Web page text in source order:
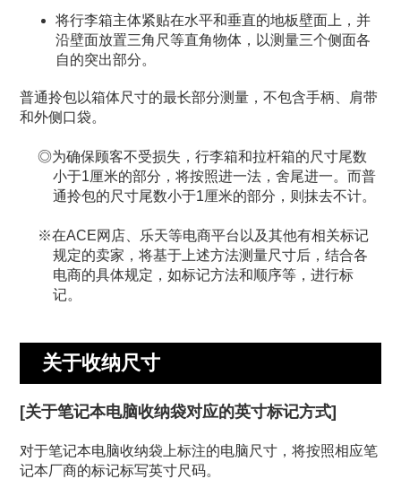
将行李箱主体紧贴在水平和垂直的地板壁面上，并
沿壁面放置三角尺等直角物体，以测量三个侧面各
自的突出部分。
普通拎包以箱体尺寸的最长部分测量，不包含手柄、肩带
和外侧口袋。
为确保顾客不受损失，行李箱和拉杆箱的尺寸尾数
小于1厘米的部分，将按照进一法，舍尾进一。而普
通拎包的尺寸尾数小于1厘米的部分，则抹去不计。
在ACE网店、乐天等电商平台以及其他有相关标记
规定的卖家，将基于上述方法测量尺寸后，结合各
电商的具体规定，如标记方法和顺序等，进行标
记。
关于收纳尺寸
[关于笔记本电脑收纳袋对应的英寸标记方式]
对于笔记本电脑收纳袋上标注的电脑尺寸，将按照相应笔
记本厂商的标记标写英寸尺码。